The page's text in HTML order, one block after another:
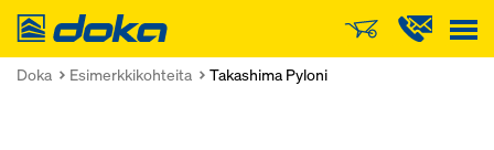
Doka
Doka Esimerkkikohteita Takashima Pyloni